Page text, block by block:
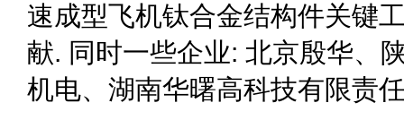
速成型飞机钛合金结构件关键
献. 同时一些企业: 北京殷华、
机电、湖南华曙高科技有限责